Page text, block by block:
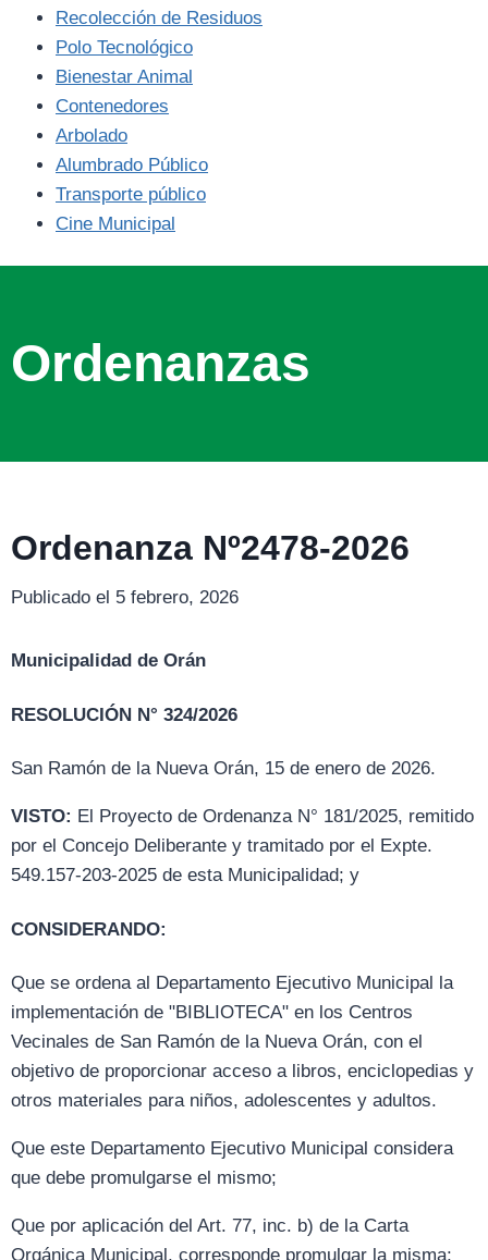
Recolección de Residuos
Polo Tecnológico
Bienestar Animal
Contenedores
Arbolado
Alumbrado Público
Transporte público
Cine Municipal
Ordenanzas
Ordenanza Nº2478-2026
Publicado el 5 febrero, 2026
Municipalidad de Orán
RESOLUCIÓN N° 324/2026
San Ramón de la Nueva Orán, 15 de enero de 2026.
VISTO: El Proyecto de Ordenanza N° 181/2025, remitido
por el Concejo Deliberante y tramitado por el Expte.
549.157-203-2025 de esta Municipalidad; y
CONSIDERANDO:
Que se ordena al Departamento Ejecutivo Municipal la
implementación de "BIBLIOTECA" en los Centros
Vecinales de San Ramón de la Nueva Orán, con el
objetivo de proporcionar acceso a libros, enciclopedias y
otros materiales para niños, adolescentes y adultos.
Que este Departamento Ejecutivo Municipal considera
que debe promulgarse el mismo;
Que por aplicación del Art. 77, inc. b) de la Carta
Orgánica Municipal, corresponde promulgar la misma;